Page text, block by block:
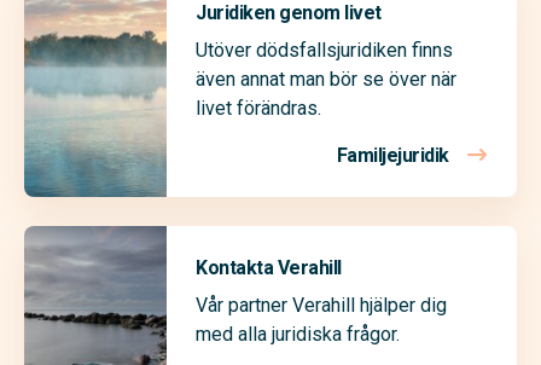
Juridiken genom livet
Utöver dödsfallsjuridiken finns
även annat man bör se över när
livet förändras.
Familjejuridik
Kontakta Verahill
Vår partner Verahill hjälper dig
med alla juridiska frågor.